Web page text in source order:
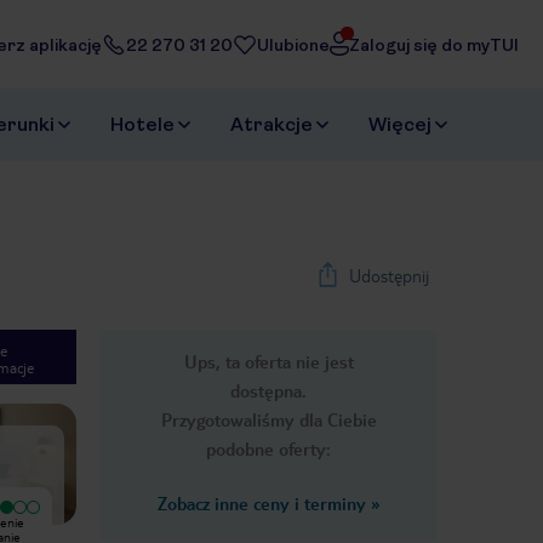
aplikację 22 270 31 20 Ulubione Zaloguj się do myTUI
Hotele Atrakcje Więcej
Udostępnij
Ups, ta oferta nie jest
dostępna.
Przygotowaliśmy dla Ciebie
podobne oferty:
Zobacz inne ceny i terminy »
Next slide
1/15